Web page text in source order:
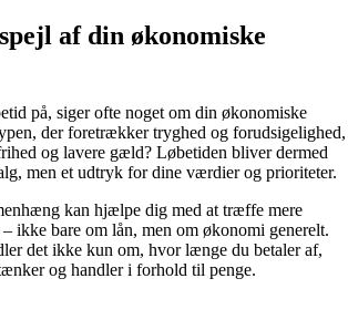
af din økonomiske
på, siger ofte noget om din økonomiske
der foretrækker tryghed og forudsigelighed,
og lavere gæld? Løbetiden bliver dermed
men et udtryk for dine værdier og prioriteter.
kan hjælpe dig med at træffe mere
ikke bare om lån, men om økonomi generelt.
det ikke kun om, hvor længe du betaler af,
og handler i forhold til penge.